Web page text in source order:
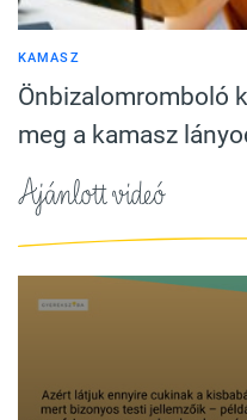
KAMASZ
Önbizalomromboló
meg a kamasz
Ajánlott videó